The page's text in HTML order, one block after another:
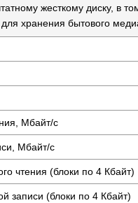
жесткому диску, в
хранения бытового
Мбайт/с
Мбайт/с
чтения (блоки по 4 Кбайт)
записи (блоки по 4 Кбайт)